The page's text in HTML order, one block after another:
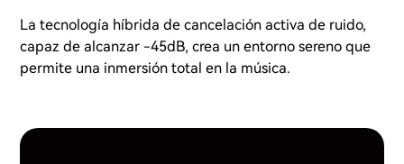
La tecnología híbrida de cancelación activa de ruido,
capaz de alcanzar -45dB, crea un entorno sereno que
permite una inmersión total en la música.